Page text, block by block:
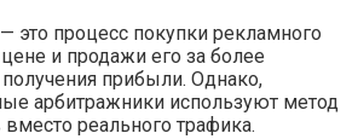
это процесс покупки рекламного
и продажи его за более
прибыли. Однако,
арбитражники используют метод
реального трафика.